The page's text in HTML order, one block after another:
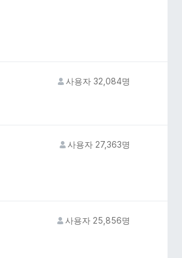
사용자 32,084명
사용자 27,363명
사용자 25,856명